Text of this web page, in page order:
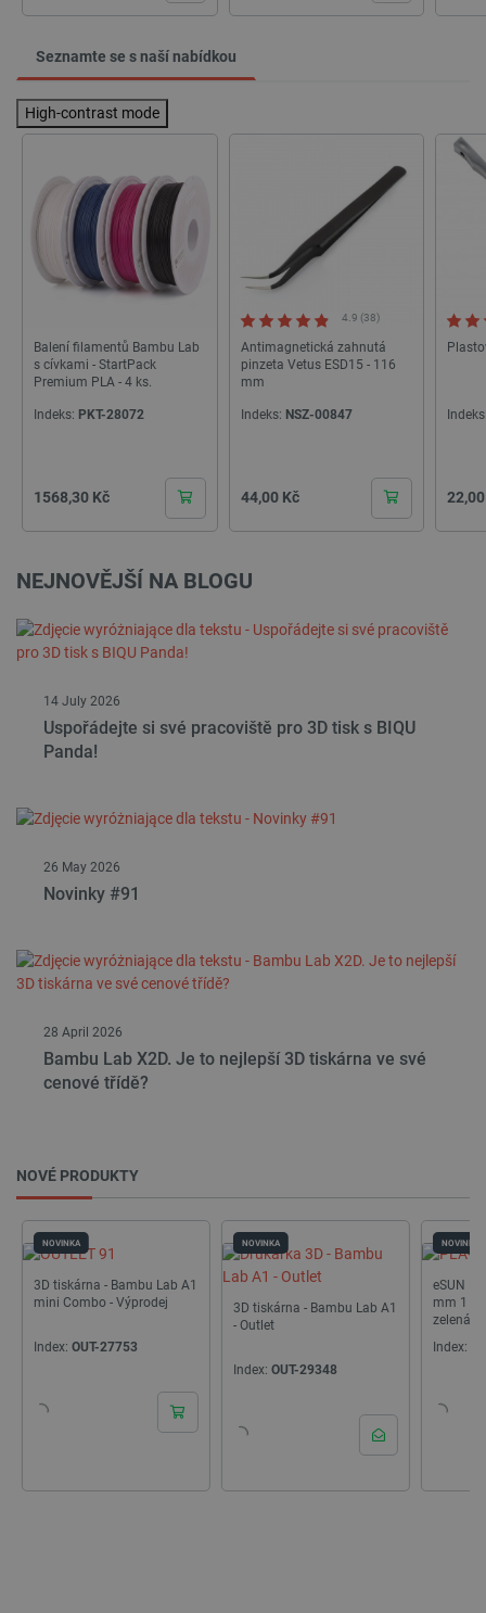
NOVÉ PRODUKTY
3D tiskárna - Bambu Lab A1
mini Combo - Výprodej
Index: OUT-27753
NOVINKA
3D tiskárna - Bambu Lab A1
- Outlet
Index: OUT-29348
NOVINKA
eSUN
mm 1
zelená
Index:
NOVINKA
Seznamte se s naší nabídkou
High-contrast mode
Balení filamentů Bambu Lab
s cívkami - StartPack
Premium PLA - 4 ks.
Indeks: PKT-28072
Cena
1568,30 Kč
4.9 (38)
Antimagnetická zahnutá
pinzeta Vetus ESD15 - 116
mm
Indeks: NSZ-00847
Cena
44,00 Kč Cena
NEJNOVĚJŠÍ NA BLOGU
14 July 2026
Uspořádejte si své pracoviště pro 3D tisk s BIQU
Panda!
26 May 2026
Novinky #91
28 April 2026
Bambu Lab X2D. Je to nejlepší 3D tiskárna ve své
cenové třídě?